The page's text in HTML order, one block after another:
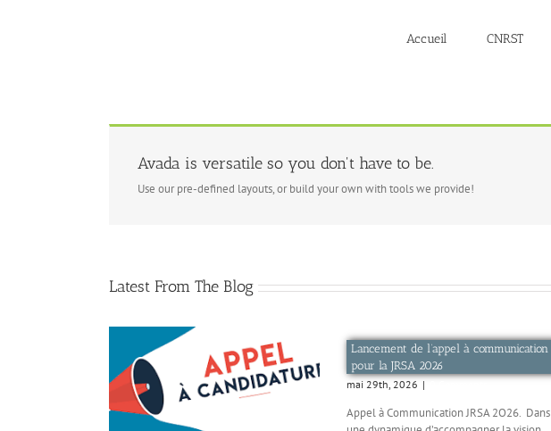
Accueil CNRST
Avada is versatile so you don't have to be.
Use our pre-defined layouts, or build your own with tools we provide!
Latest From The Blog
Lancement de l’appel à communication
pour la JRSA 2026
mai 29th, 2026 |
Appel à Communication JRSA 2O26. Dans